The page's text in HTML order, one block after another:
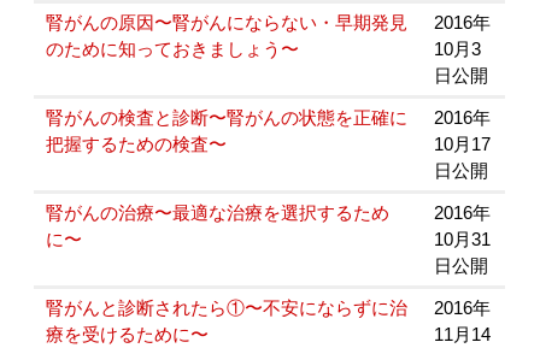
腎がんの原因〜腎がんにならない・早期発見
のために知っておきましょう〜
2016年
10月3
日公開
腎がんの検査と診断〜腎がんの状態を正確に
把握するための検査〜
2016年
10月17
日公開
腎がんの治療〜最適な治療を選択するため
に〜
2016年
10月31
日公開
腎がんと診断されたら①〜不安にならずに治
療を受けるために〜
2016年
11月14